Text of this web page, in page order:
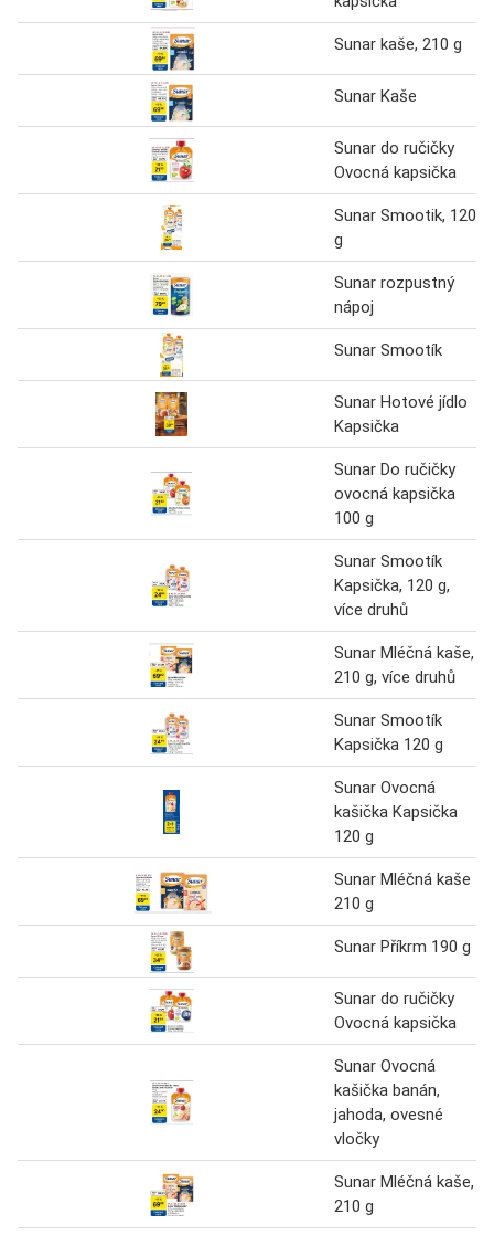
Sunar kaše, 210 g
Sunar Kaše
Sunar do ručičky
Ovocná kapsička
Sunar Smootik, 120
g
Sunar rozpustný
nápoj
Sunar Smootík
Sunar Hotové jídlo
Kapsička
Sunar Do ručičky
ovocná kapsička
100 g
Sunar Smootík
Kapsička, 120 g,
více druhů
Sunar Mléčná kaše,
210 g, více druhů
Sunar Smootík
Kapsička 120 g
Sunar Ovocná
kašička Kapsička
120 g
Sunar Mléčná kaše
210 g
Sunar Příkrm 190 g
Sunar do ručičky
Ovocná kapsička
Sunar Ovocná
kašička banán,
jahoda, ovesné
vločky
Sunar Mléčná kaše,
210 g